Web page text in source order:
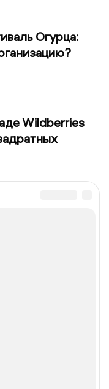
Огурца:
Wildberries